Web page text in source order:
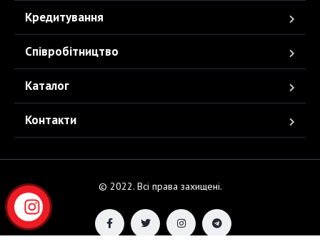
Кредитування
Співробітництво
Каталог
Контакти
© 2022. Всі права захищені.